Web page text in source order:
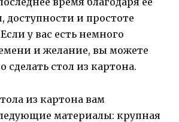
доступности и простоте
у вас есть немного
и желание, вы можете
сделать стол из картона.
из картона вам
материалы: крупная